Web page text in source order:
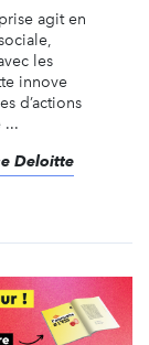
agit en
les
innove
d’actions
...
Deloitte